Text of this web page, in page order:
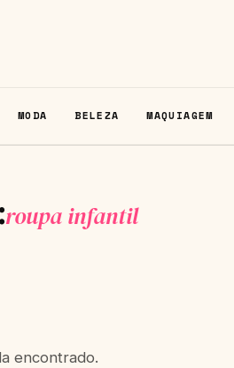
MODA BELEZA MAQUIAGEM
roupa infantil
encontrado.